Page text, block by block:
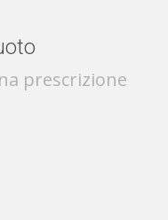
prescrizione